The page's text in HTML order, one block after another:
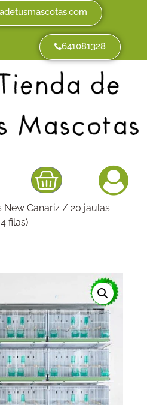
641081328
New Canariz / 20 jaulas
filas)